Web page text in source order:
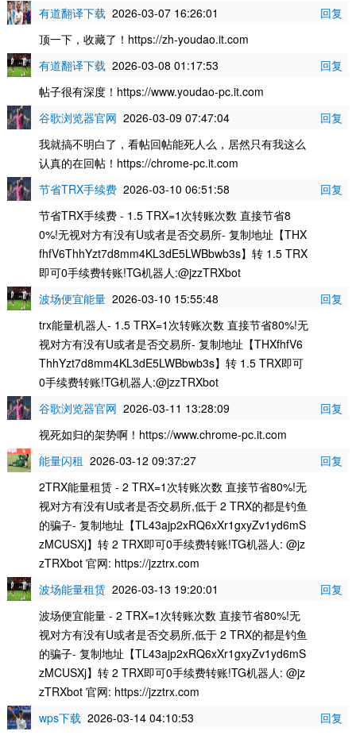
有道翻译下载 2026-03-07 16:26:01
回复
顶一下，收藏了！https://zh-youdao.it.com
有道翻译下载 2026-03-08 01:17:53
回复
帖子很有深度！https://www.youdao-pc.it.com
谷歌浏览器官网 2026-03-09 07:47:04
回复
我就搞不明白了，看帖回帖能死人么，居然只有我这么
认真的在回帖！https://chrome-pc.it.com
节省TRX手续费 2026-03-10 06:51:58
回复
节省TRX手续费 - 1.5 TRX=1次转账次数 直接节省8
0%!无视对方有没有U或者是否交易所- 复制地址【THX
fhfV6ThhYzt7d8mm4KL3dE5LWBbwb3s】转 1.5 TRX
即可0手续费转账!TG机器人:@jzzTRXbot
波场便宜能量 2026-03-10 15:55:48
回复
trx能量机器人- 1.5 TRX=1次转账次数 直接节省80%!无
视对方有没有U或者是否交易所- 复制地址【THXfhfV6
ThhYzt7d8mm4KL3dE5LWBbwb3s】转 1.5 TRX即可
0手续费转账!TG机器人:@jzzTRXbot
谷歌浏览器官网 2026-03-11 13:28:09
回复
视死如归的架势啊！https://www.chrome-pc.it.com
能量闪租 2026-03-12 09:37:27
回复
2TRX能量租赁 - 2 TRX=1次转账次数 直接节省80%!无
视对方有没有U或者是否交易所,低于 2 TRX的都是钓鱼
的骗子- 复制地址【TL43ajp2xRQ6xXr1gxyZv1yd6mS
zMCUSXj】转 2 TRX即可0手续费转账!TG机器人: @jz
zTRXbot 官网: https://jzztrx.com
波场能量租赁 2026-03-13 19:20:01
回复
波场便宜能量 - 2 TRX=1次转账次数 直接节省80%!无
视对方有没有U或者是否交易所,低于 2 TRX的都是钓鱼
的骗子- 复制地址【TL43ajp2xRQ6xXr1gxyZv1yd6mS
zMCUSXj】转 2 TRX即可0手续费转账!TG机器人: @jz
zTRXbot 官网: https://jzztrx.com
wps下载 2026-03-14 04:10:53
回复